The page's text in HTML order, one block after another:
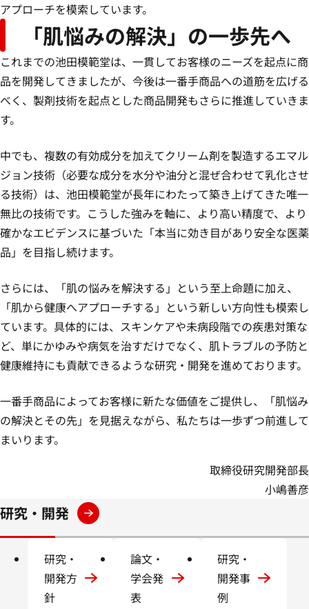
アプローチを模索しています。
「肌悩みの解決」の一歩先へ
これまでの池田模範堂は、一貫してお客様のニーズを起点に商
品を開発してきましたが、今後は一番手商品への道筋を広げる
べく、製剤技術を起点とした商品開発もさらに推進していきま
す。
中でも、複数の有効成分を加えてクリーム剤を製造するエマル
ジョン技術（必要な成分を水分や油分と混ぜ合わせて乳化させ
る技術）は、池田模範堂が長年にわたって築き上げてきた唯一
無比の技術です。こうした強みを軸に、より高い精度で、より
確かなエビデンスに基づいた「本当に効き目があり安全な医薬
品」を目指し続けます。
さらには、「肌の悩みを解決する」という至上命題に加え、
「肌から健康へアプローチする」という新しい方向性も模索し
ています。具体的には、スキンケアや未病段階での疾患対策な
ど、単にかゆみや病気を治すだけでなく、肌トラブルの予防と
健康維持にも貢献できるような研究・開発を進めております。
一番手商品によってお客様に新たな価値をご提供し、「肌悩み
の解決とその先」を見据えながら、私たちは一歩ずつ前進して
まいります。
取締役研究開発部長
小嶋善彦
研究・開発
研究・
開発方
針
論文・
学会発
表
研究・
開発事
例